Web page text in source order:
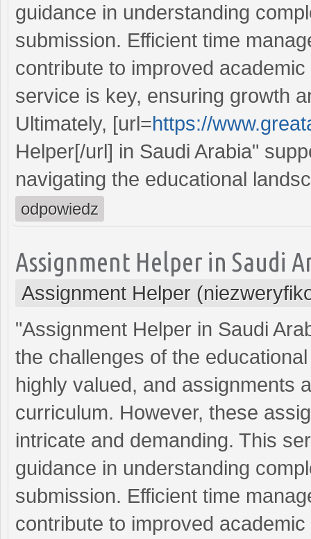
guidance in understanding
submission. Efficient time
contribute to improved
service is key, ensuring growth
Ultimately, [url=https://
Helper[/url] in Saudi Arabia"
navigating the educational
odpowiedz
Assignment Helper in Saudi
Assignment Helper
"Assignment Helper in Saudi
the challenges of the
highly valued, and assignments
curriculum. However, these
intricate and demanding. This
guidance in understanding
submission. Efficient time
contribute to improved